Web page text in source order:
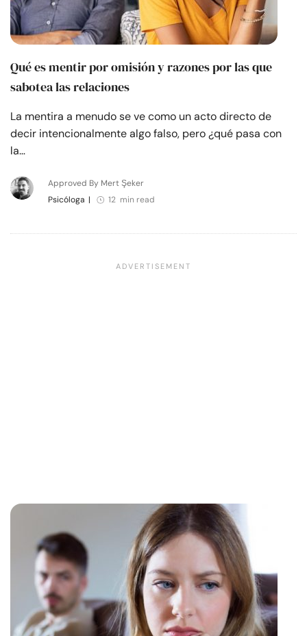
Qué es mentir por omisión y razones por las que
sabotea las relaciones
La mentira a menudo se ve como un acto directo de
decir intencionalmente algo falso, pero ¿qué pasa con
la…
Approved By Mert Şeker
Psicóloga | 12 min read